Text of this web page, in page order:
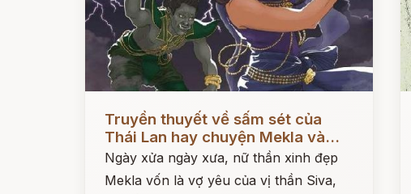
Đọc ngay
Truyền thuyết về sấm sét của
Thái Lan hay chuyện Mekla và...
Ngày xửa ngày xưa, nữ thần xinh đẹp
Mekla vốn là vợ yêu của vị thần Siva,